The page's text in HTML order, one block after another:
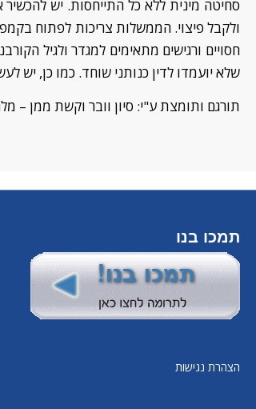
סחיטה מינית ללא כל התייחסות. יש
ולקבל פיצוי. הממשלות צריכות לפתוח
חסויים ורגישים מתאימים למגדרולגיל
שלא יועמדו לדין כנותני שוחד. כמו כן, יש
תורגם ותומצת ע"י: סיון וובר וקשת ממן –
תמכו בנו
הצהרת נגישות